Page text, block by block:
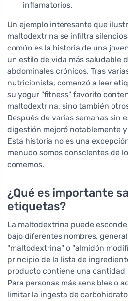
inflamatorios.
Un ejemplo interesante que
maltodextrina se infiltra
común es la historia de una
un estilo de vida más saludable
abdominales crónicos. Tras
nutricionista, comenzó a leer
su yogur "fitness" favorito
maltodextrina, sino también
Después de varias semanas sin
digestión mejoró notablemente
Esta historia no es una
menudo somos conscientes de
comemos.
¿Qué es importante
etiquetas?
La maltodextrina puede
bajo diferentes nombres,
"maltodextrina" o "almidón
principio de la lista de
producto contiene una cantidad
Para personas más sensibles o
limitar la ingesta de